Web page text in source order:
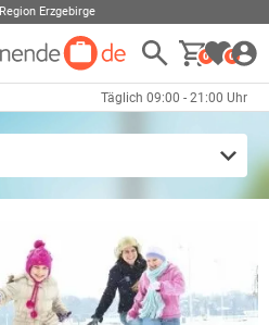
Region Erzgebirge
0 0
Täglich 09:00 - 21:00 Uhr